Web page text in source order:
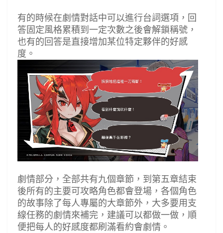
有的時候在劇情對話中可以進行台詞選項，回
答固定風格累積到一定次數之後會解鎖稱號，
也有的回答是直接增加某位特定夥伴的好感
度。
劇情部分，全部共有九個章節，到第五章結束
後所有的主要可攻略角色都會登場，各個角色
的故事除了每人專屬的大章節外，大多要用支
線任務的劇情來補完，建議可以都做一做，順
便把每人的好感度都刷滿看約會劇情。